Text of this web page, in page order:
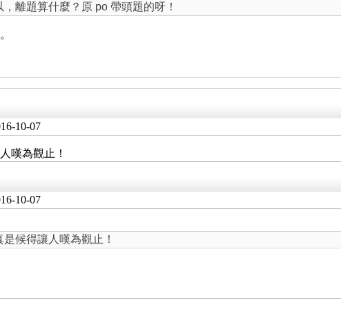
離題算什麼？原 po 帶頭題的呀！
10-07
嘆為觀止！
10-07
候得讓人嘆為觀止！